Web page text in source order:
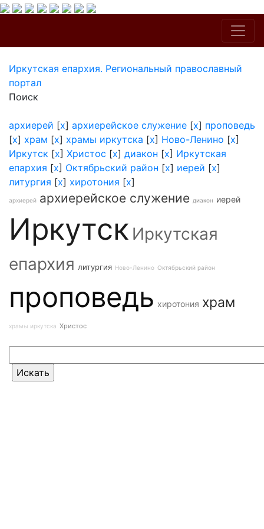
Иркутская епархия. Региональный православный
портал
Поиск
архиерей [x] архиерейское служение [x] проповедь
[x] храм [x] храмы иркутска [x] Ново-Ленино [x]
Иркутск [x] Христос [x] диакон [x] Иркутская
епархия [x] Октябрьский район [x] иерей [x]
литургия [x] хиротония [x]
архиерей архиерейское служение диакон иерей
Иркутск Иркутская
епархия литургия Ново-Ленино Октябрьский район
проповедь хиротония храм
храмы иркутска Христос